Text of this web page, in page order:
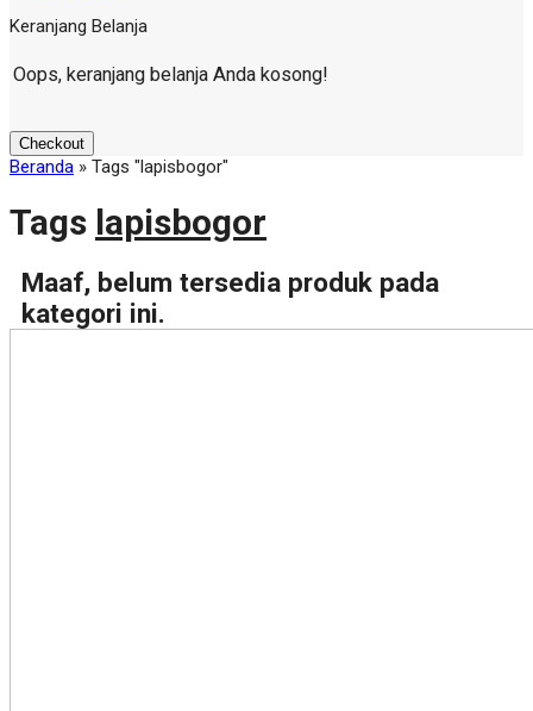
Keranjang Belanja
Oops, keranjang belanja Anda kosong!
Checkout
Beranda » Tags "lapisbogor"
Tags lapisbogor
Maaf, belum tersedia produk pada
kategori ini.